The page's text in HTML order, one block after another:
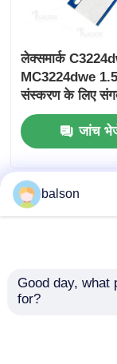
लेक्समार्क
MC3224dwe
संस्करण के लिए
चिप
जांच
balson
Good day, what
for?